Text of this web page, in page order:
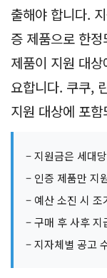
출해야 합니다.
증 제품으로 한
제품이 지원 대
요합니다. 쿠쿠,
지원 대상에 포
– 지원금은 세대
– 인증 제품만 지
– 예산 소진 시 조
– 구매 후 사후 지
– 지자체별 공고